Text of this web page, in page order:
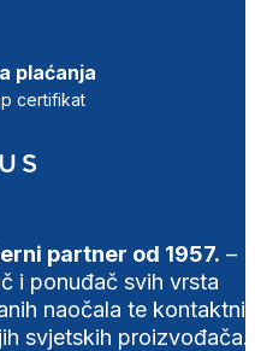
plaćanja
certifikat
partner od 1957. –
i ponuđač svih vrsta
naočala te
svjetskih proizvođača.